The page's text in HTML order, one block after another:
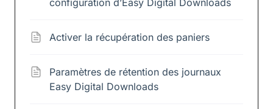
configuration d’Easy Digital Downloads
Activer la récupération des paniers
Paramètres de rétention des journaux
Easy Digital Downloads